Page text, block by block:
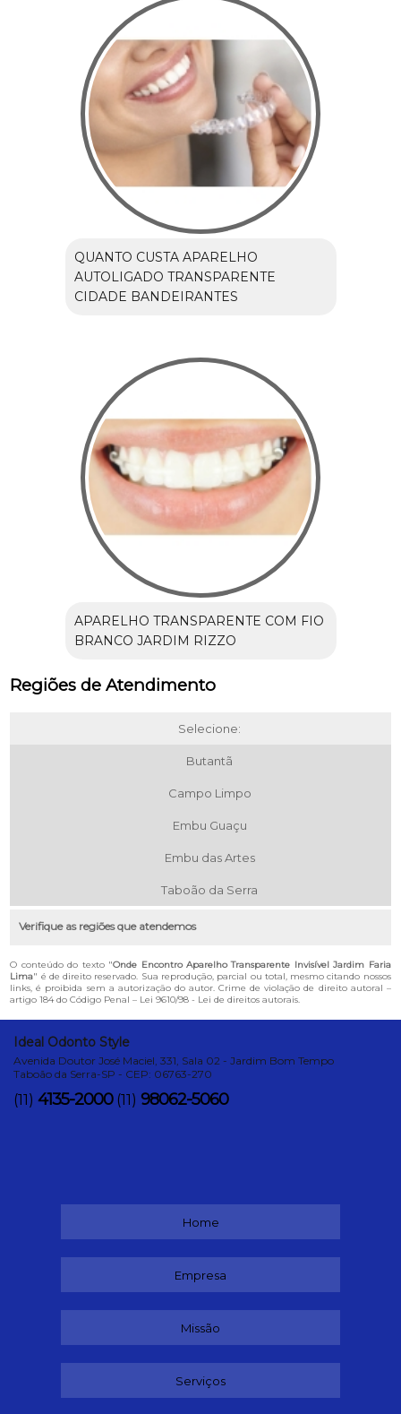
QUANTO CUSTA APARELHO
AUTOLIGADO TRANSPARENTE
CIDADE BANDEIRANTES
APARELHO TRANSPARENTE COM FIO
BRANCO JARDIM RIZZO
Regiões de Atendimento
Selecione:
Butantã
Campo Limpo
Embu Guaçu
Embu das Artes
Taboão da Serra
Verifique as regiões que atendemos
O conteúdo do texto "Onde Encontro Aparelho Transparente Invisível Jardim Faria
Lima" é de direito reservado. Sua reprodução, parcial ou total, mesmo citando nossos
links, é proibida sem a autorização do autor. Crime de violação de direito autoral –
artigo 184 do Código Penal – Lei 9610/98 - Lei de direitos autorais.
Ideal Odonto Style
Avenida Doutor José Maciel, 331, Sala 02 - Jardim Bom Tempo
Taboão da Serra-SP - CEP: 06763-270
(11) 4135-2000 (11) 98062-5060
Home
Empresa
Missão
Serviços